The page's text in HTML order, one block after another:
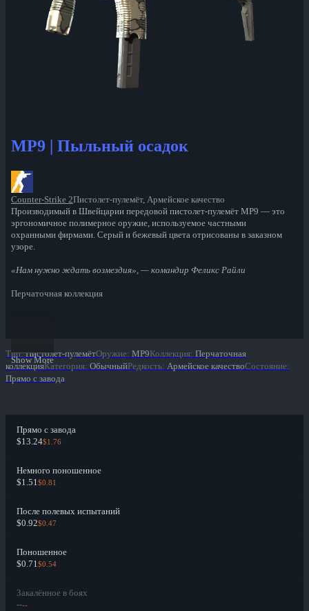
MP9 | Пыльный осадок
Counter-Strike 2Пистолет-пулемёт, Армейское качество
Производимый в Швейцарии передовой пистолет-пулемёт МР9 — это
эргономичное полимерное оружие, используемое частными
охранными фирмами. Серый и бежевый цвета отрисованы в заказном
узоре.
«Нам нужно ждать возмездия», — командир Феликс Райли
Перчаточная коллекция
Show More
Тип: Пистолет-пулемётОружие: MP9Коллекция: Перчаточная
коллекцияКатегория: ОбычныйРедкость: Армейское качествоСостояние:
Прямо с завода
Прямо с завода
$13.24$1.76
Немного поношенное
$1.51$0.81
После полевых испытаний
$0.92$0.47
Поношенное
$0.71$0.54
Закалённое в боях
----